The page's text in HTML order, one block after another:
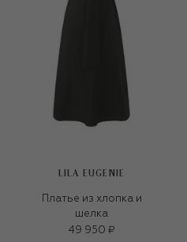
LILA EUGENIE
Платье из хлопка и
шелка
49 950 ₽